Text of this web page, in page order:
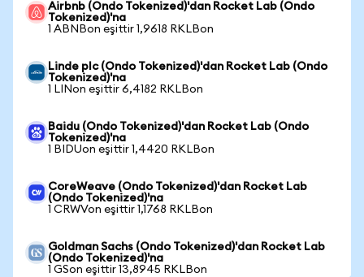
Airbnb (Ondo Tokenized)'dan Rocket Lab (Ondo
Tokenized)'na
1 ABNBon eşittir 1,9618 RKLBon
Linde plc (Ondo Tokenized)'dan Rocket Lab (Ondo
Tokenized)'na
1 LINon eşittir 6,4182 RKLBon
Baidu (Ondo Tokenized)'dan Rocket Lab (Ondo
Tokenized)'na
1 BIDUon eşittir 1,4420 RKLBon
CoreWeave (Ondo Tokenized)'dan Rocket Lab
(Ondo Tokenized)'na
1 CRWVon eşittir 1,1768 RKLBon
Goldman Sachs (Ondo Tokenized)'dan Rocket Lab
(Ondo Tokenized)'na
1 GSon eşittir 13,8945 RKLBon